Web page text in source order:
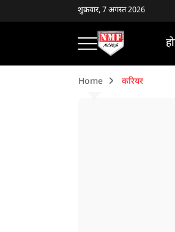
शुक्रवार, 7 अगस्त 2026
Home करियर